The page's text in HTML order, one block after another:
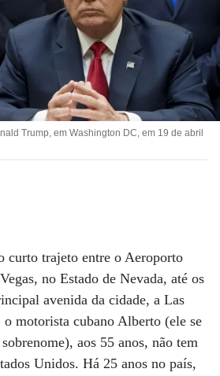
Trump, em Washington DC, em 19 de abril
curto trajeto entre o Aeroporto
no Estado de Nevada, até os
avenida da cidade, a Las
o motorista cubano Alberto (ele se
aos 55 anos, não tem
Unidos. Há 25 anos no país,